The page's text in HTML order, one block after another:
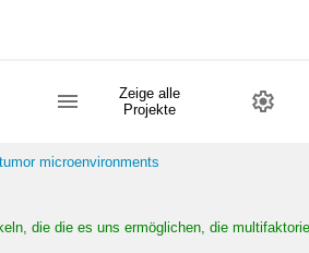
Zeige alle
Projekte
microenvironments
die die es uns ermöglichen, die